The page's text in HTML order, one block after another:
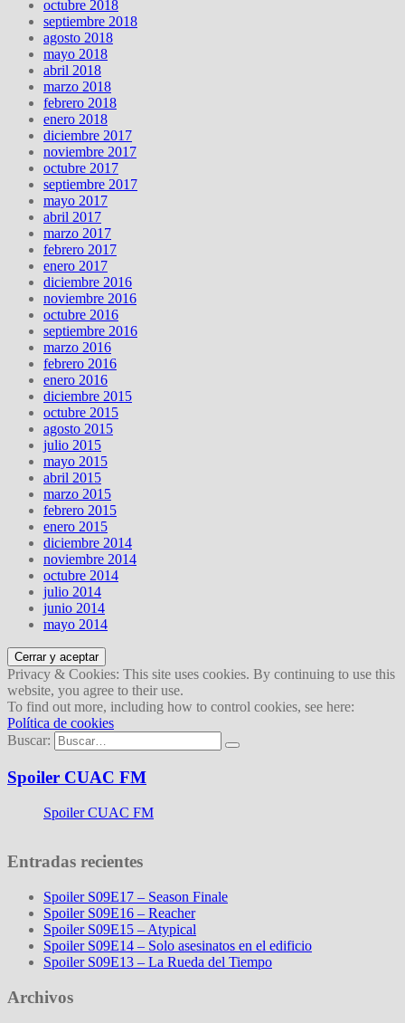
octubre 2018
septiembre 2018
agosto 2018
mayo 2018
abril 2018
marzo 2018
febrero 2018
enero 2018
diciembre 2017
noviembre 2017
octubre 2017
septiembre 2017
mayo 2017
abril 2017
marzo 2017
febrero 2017
enero 2017
diciembre 2016
noviembre 2016
octubre 2016
septiembre 2016
marzo 2016
febrero 2016
enero 2016
diciembre 2015
octubre 2015
agosto 2015
julio 2015
mayo 2015
abril 2015
marzo 2015
febrero 2015
enero 2015
diciembre 2014
noviembre 2014
octubre 2014
julio 2014
junio 2014
mayo 2014
Privacy & Cookies: This site uses cookies. By continuing to use this
website, you agree to their use.
To find out more, including how to control cookies, see here:
Política de cookies
Buscar:
Spoiler CUAC FM
Spoiler CUAC FM
Entradas recientes
Spoiler S09E17 – Season Finale
Spoiler S09E16 – Reacher
Spoiler S09E15 – Atypical
Spoiler S09E14 – Solo asesinatos en el edificio
Spoiler S09E13 – La Rueda del Tiempo
Archivos